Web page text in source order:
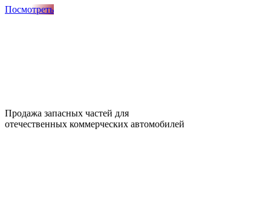
Посмотреть
Продажа запасных частей для
отечественных коммерческих автомобилей